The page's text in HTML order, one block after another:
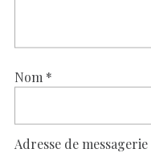
Nom *
Adresse de messagerie